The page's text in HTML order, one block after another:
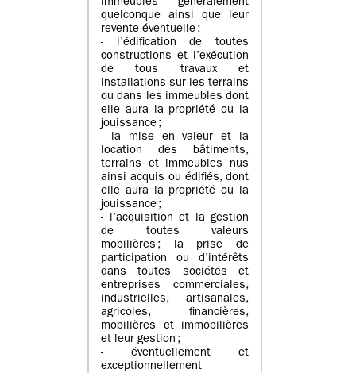
immeubles généralement
quelconque ainsi que leur
revente éventuelle ;
- l’édification de toutes
constructions et l’exécution
de tous travaux et
installations sur les terrains
ou dans les immeubles dont
elle aura la propriété ou la
jouissance ;
- la mise en valeur et la
location des bâtiments,
terrains et immeubles nus
ainsi acquis ou édifiés, dont
elle aura la propriété ou la
jouissance ;
- l’acquisition et la gestion
de toutes valeurs
mobilières ; la prise de
participation ou d’intérêts
dans toutes sociétés et
entreprises commerciales,
industrielles, artisanales,
agricoles, financières,
mobilières et immobilières
et leur gestion ;
- éventuellement et
exceptionnellement